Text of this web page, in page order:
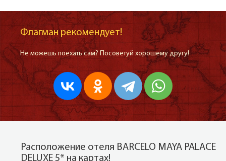
Флагман рекомендует!
Не можешь поехать сам? Посоветуй хорошему другу!
Расположение отеля BARCELO MAYA PALACE
DELUXE 5* на картах!